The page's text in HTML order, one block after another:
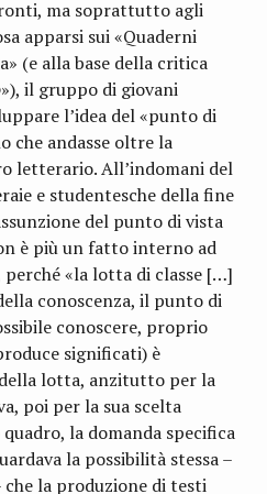
ma soprattutto agli
apparsi sui «Quaderni
(e alla base della critica
»), il gruppo di giovani
l’idea del «punto di
che andasse oltre la
letterario. All’indomani del
e studentesche della fine
del punto di vista
è più un fatto interno ad
«la lotta di classe […]
conoscenza, il punto di
conoscere, proprio
significati) è
lotta, anzitutto per la
poi per la sua scelta
la domanda specifica
la possibilità stessa –
la produzione di testi